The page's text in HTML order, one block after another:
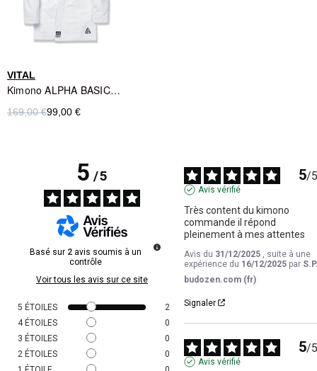
VITAL
Kimono ALPHA BASIC White - Vital
169,00 €99,00 €
5/5
Basé sur 2 avis soumis à un
contrôle
Voir tous les avis sur ce site
5 ÉTOILES
2
4ÉTOILES
0
3 ÉTOILES
0
2 ÉTOILES
0
5/5
Avis vérifié
Très content du kimono
commande il répond
pleinement à mes attentes
Avis du 31/12/2025
, suite à une
expérience du 16/12/2025 par
budozen.com (fr)
Signaler
5/5
Avis vérifié